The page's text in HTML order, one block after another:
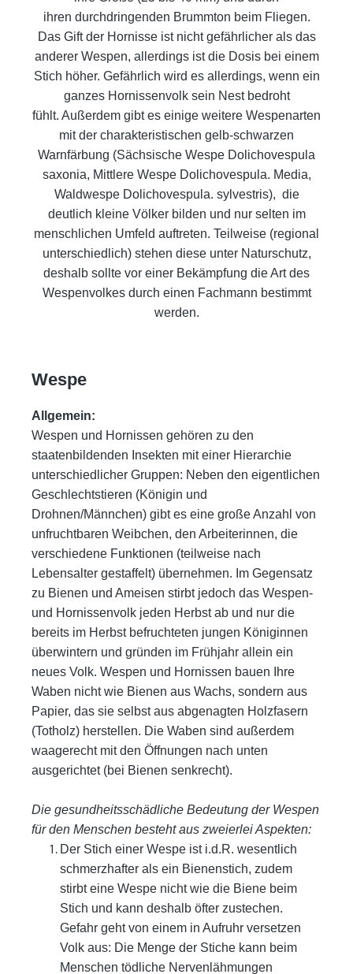
ihren durchdringenden Brummton beim Fliegen.
Das Gift der Hornisse ist nicht gefährlicher als das
anderer Wespen, allerdings ist dieDosis bei einem
Stich höher. Gefährlich wird es allerdings, wenn ein
ganzes Hornissenvolk sein Nest bedroht
fühlt. Außerdem gibt es einige weitere Wespenarten
mit der charakteristischen gelb-schwarzen
Warnfärbung (Sächsische Wespe Dolichovespula
saxonia, Mittlere Wespe Dolichovespula. Media,
Waldwespe Dolichovespula. sylvestris), die
deutlich kleineVölker bilden und nur selten im
menschlichen Umfeld auftreten. Teilweise (regional
unterschiedlich) stehen diese unter Naturschutz,
deshalb sollte vor einer Bekämpfung die Art des
Wespenvolkes durch einen Fachmann bestimmt
werden.
Wespe
Allgemein:
Wespen und Hornissen gehören zu den
staatenbildenden Insekten mit einer Hierarchie
unterschiedlicher Gruppen: Neben den eigentlichen
Geschlechtstieren (Königin und
Drohnen/Männchen) gibt es eine große Anzahl von
unfruchtbaren Weibchen, den Arbeiterinnen, die
verschiedene Funktionen (teilweise nach
Lebensalter gestaffelt) übernehmen. Im Gegensatz
zu Bienen und Ameisen stirbt jedoch das Wespen-
und Hornissenvolk jeden Herbst ab und nur die
bereits im Herbst befruchteten jungen Königinnen
überwintern und gründen im Frühjahr allein ein
neues Volk. Wespen und Hornissen bauen Ihre
Waben nicht wie Bienen aus Wachs, sondern aus
Papier, das sie selbst aus abgenagten Holzfasern
(Totholz) herstellen. Die Waben sind außerdem
waagerecht mit den Öffnungen nach unten
ausgerichtet (bei Bienen senkrecht).
Die gesundheitsschädliche Bedeutung der Wespen
für den Menschen besteht aus zweierlei Aspekten:
Der Stich einer Wespe ist i.d.R. wesentlich
schmerzhafter als ein Bienenstich, zudem
stirbt eine Wespe nicht wie die Biene beim
Stich und kann deshalb öfter zustechen.
Gefahr geht von einem in Aufruhr versetzen
Volk aus: Die Menge der Stiche kann beim
Menschen tödliche Nervenlähmungen